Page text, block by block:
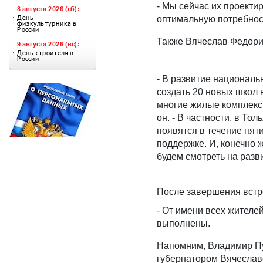
- Мы сейчас их
оптимальную
Также Вячеслав
- В развитие
создать 20 новых школ
многие жилые
он. - В частности, в
появятся в течение
поддержке. И, конечно
будем смотреть на
После завершения
- От имени всех
выполнены.
Напомним, Владимир
губернатором